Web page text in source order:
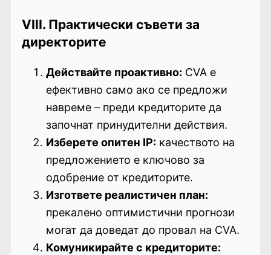
VIII. Практически съвети за
директорите
Действайте проактивно: CVA е
ефективно само ако се предложи
навреме – преди кредиторите да
започнат принудителни действия.
Изберете опитен IP:качеството на
предложението е ключово за
одобрение от кредиторите.
Изгответе реалистичен план:
прекалено оптимистични прогнози
могат да доведат до провал на CVA.
Комуникирайте с кредиторите: